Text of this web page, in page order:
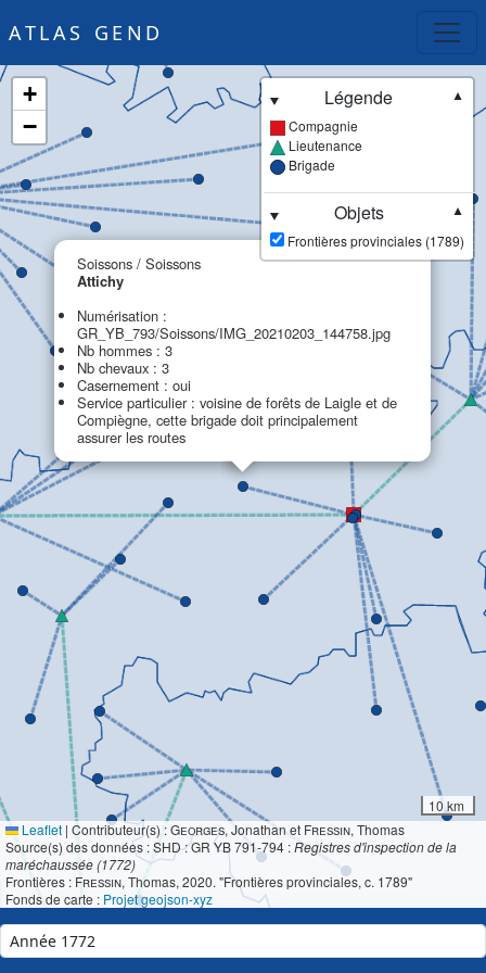
ATLAS GEND
Soissons / Soissons
Attichy
Numérisation :
GR_YB_793/Soissons/IMG_20210203_144758.jpg
Nb hommes : 3
Nb chevaux : 3
Casernement : oui
Service particulier : voisine de forêts de Laigle et de
Compiègne, cette brigade doit principalement
assurer les routes
×
+
−
Légende
▼
Compagnie
Lieutenance
Brigade
Objets
▼
Frontières provinciales (1789)
10 km
Leaflet | Contributeur(s) :Georges, Jonathan et Fressin, Thomas
Source(s) des données : SHD : GR YB 791-794 :Registres d'inspection de la
maréchaussée (1772)
Frontières : Fressin, Thomas, 2020. "Frontières provinciales, c. 1789"
Fonds de carte : Projet geojson-xyz